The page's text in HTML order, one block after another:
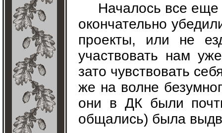
Началось все еще
окончательно
проекты, или не
участвовать нам
зато чувствовать
же на волне
они в ДК были
общались) была